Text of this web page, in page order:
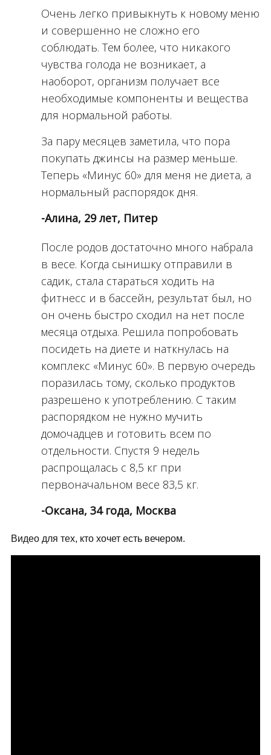
Очень легко привыкнуть к новому меню
и совершенно не сложно его
соблюдать. Тем более, что никакого
чувства голода не возникает, а
наоборот, организм получает все
необходимые компоненты и вещества
для нормальной работы.
За пару месяцев заметила, что пора
покупать джинсы на размер меньше.
Теперь «Минус 60» для меня не диета, а
нормальный распорядок дня.
-Алина, 29 лет, Питер
После родов достаточно много набрала
в весе. Когда сынишку отправили в
садик, стала стараться ходить на
фитнесс и в бассейн, результат был, но
он очень быстро сходил на нет после
месяца отдыха. Решила попробовать
посидеть на диете и наткнулась на
комплекс «Минус 60». В первую очередь
поразилась тому, сколько продуктов
разрешено к употреблению. С таким
распорядком не нужно мучить
домочадцев и готовить всем по
отдельности. Спустя 9 недель
распрощалась с 8,5 кг при
первоначальном весе 83,5 кг.
-Оксана, 34 года, Москва
Видео для тех, кто хочет есть вечером.